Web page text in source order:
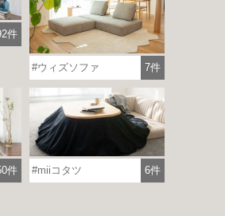
件
ウィズソファ 7件
件 miiコタツ 6件